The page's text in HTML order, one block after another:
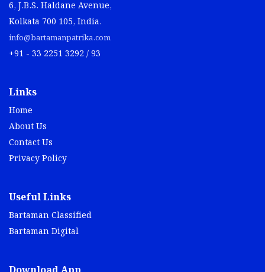
6, J.B.S. Haldane Avenue,
Kolkata 700 105, India.
info@bartamanpatrika.com
+91 - 33 2251 3292 / 93
Links
Home
About Us
Contact Us
Privacy Policy
Useful Links
Bartaman Classified
Bartaman Digital